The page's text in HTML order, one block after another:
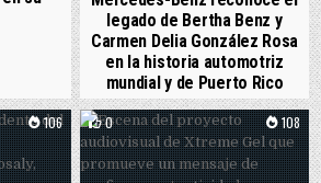
legado de Bertha Benz y
Carmen Delia González Rosa
en la historia automotriz
mundial y de Puerto Rico
106 0 108